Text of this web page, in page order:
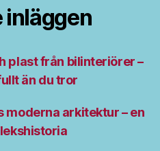
inläggen
plast från bilinteriörer –
än du tror
moderna arkitektur – en